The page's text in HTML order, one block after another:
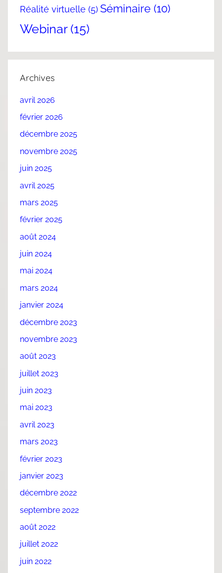
Réalité virtuelle (5) Séminaire (10)
Webinar(15)
Archives
avril 2026
février 2026
décembre 2025
novembre 2025
juin 2025
avril 2025
mars 2025
février 2025
août 2024
juin 2024
mai 2024
mars 2024
janvier 2024
décembre 2023
novembre 2023
août 2023
juillet 2023
juin 2023
mai 2023
avril 2023
mars 2023
février 2023
janvier 2023
décembre 2022
septembre 2022
août 2022
juillet 2022
juin 2022